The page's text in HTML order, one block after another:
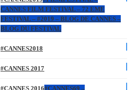
CANNES FILM FESTIVAL – 72 EME
FESTIVAL – #2019 – BLOG DE CANNES –
BLOG DU FESTIVAL
#CANNES2018
#CANNES 2017
#CANNES 2016#CANNES69 –